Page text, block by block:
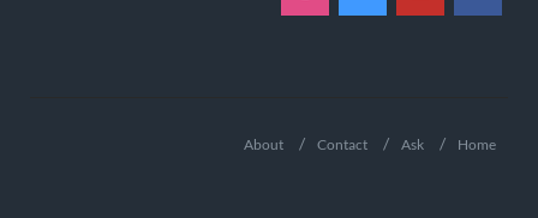
Home
Ask
Contact
About